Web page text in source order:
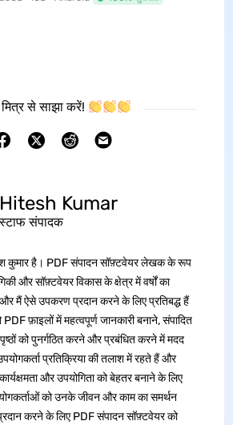
से साझा करें!
Hitesh Kumar
संपादक
कुमार है। PDF संपादन सॉफ़्टवेयर लेखक के रूप
और सॉफ़्टवेयर विकास के क्षेत्र में वर्षों का
मैं ऐसे उपकरण प्रदान करने के लिए प्रतिबद्ध हैं
फ़ाइलों में महत्वपूर्ण जानकारी बनाने, संपादित
को पुनर्गठित करने और प्रबंधित करने में मदद
प्रतिक्रिया की तलाश में रहते हैं और
और उपयोगिता को बेहतर बनाने के लिए
को उनके जीवन और काम का समर्थन
करने के लिए PDF संपादन सॉफ़्टवेयर को